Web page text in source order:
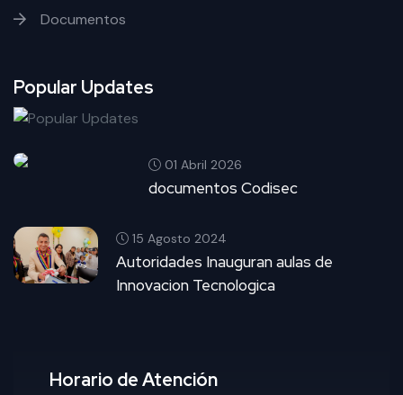
Documentos
Horario de Atención
Popular Updates
01 Abril 2026
documentos Codisec
15 Agosto 2024
Autoridades Inauguran aulas de
Innovacion Tecnologica